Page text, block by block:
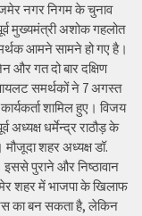
नगर निगम के चुनाव
मुख्यमंत्री अशोक गहलोत
आमने सामने हो गए है।
और गत दो बार दक्षिण
समर्थकों ने 7 अगस्त
शामिल हुए। विजय
धर्मेन्द्र राठौड़ के
शहर अध्यक्ष डॉ.
पुराने और निष्ठावान
शहर में भाजपा के खिलाफ
का बन सकता है, लेकिन